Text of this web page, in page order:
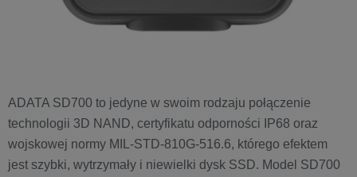
ADATA SD700 to jedyne w swoim rodzaju połączenie
technologii 3D NAND, certyfikatu odporności IP68 oraz
wojskowej normy MIL-STD-810G-516.6, którego efektem
jest szybki, wytrzymały i niewielki dysk SSD. Model SD700